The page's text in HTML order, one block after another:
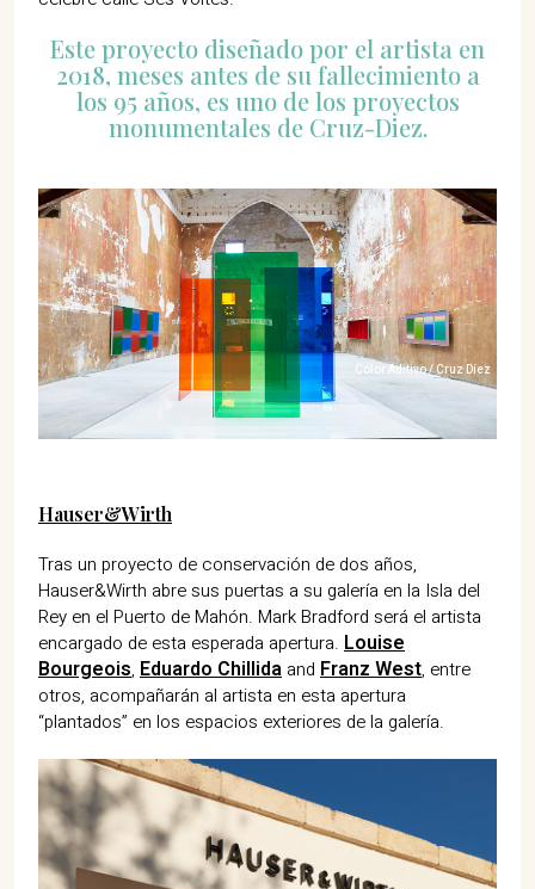
Este proyecto diseñado por el artista en
2018, meses antes de su fallecimiento a
los 95 años, es uno de los proyectos
monumentales de Cruz-Diez.
Color Aditivo / Cruz Díez
Hauser&Wirth
Tras un proyecto de conservación de dos años,
Hauser&Wirth abre sus puertas a su galería en la Isla del
Rey en el Puerto de Mahón. Mark Bradford será el artista
encargado de esta esperada apertura. Louise
Bourgeois, Eduardo Chillida and Franz West, entre
otros, acompañarán al artista en esta apertura
“plantados” en los espacios exteriores de la galería.